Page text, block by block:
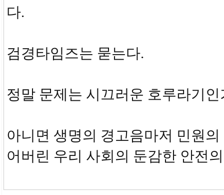
다.
검경타임즈는 묻는다.
정말 문제는 시끄러운 호루라기인
아니면 생명의 경고음마저 민원
어버린 우리 사회의 둔감한 안전